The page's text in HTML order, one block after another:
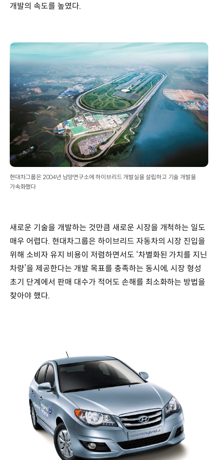
개발의 속도를 높였다.
현대차그룹은 2004년 남양연구소에 하이브리드 개발실을 설립하고 기술 개발을
가속화했다
새로운 기술을 개발하는 것만큼 새로운 시장을 개척하는 일도
매우 어렵다. 현대차그룹은 하이브리드 자동차의 시장 진입을
위해 소비자 유지 비용이 저렴하면서도 ‘차별화된 가치를 지닌
차량’을 제공한다는 개발 목표를 충족하는 동시에, 시장 형성
초기 단계에서 판매 대수가 적어도 손해를 최소화하는 방법을
찾아야 했다.